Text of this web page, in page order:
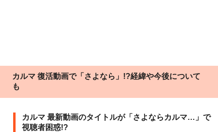
カルマ 復活動画で「さよなら」!?経緯や今後について
も
カルマ 最新動画のタイトルが「さよならカルマ…」で
視聴者困惑!?